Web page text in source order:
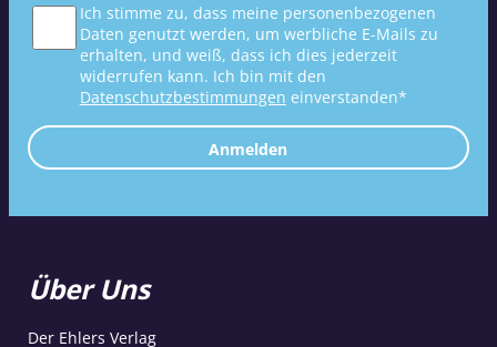
Ich stimme zu, dass meine personenbezogenen
Daten genutzt werden, um werbliche E-Mails zu
erhalten, und weiß, dass ich dies jederzeit
widerrufen kann. Ich bin mit den
Datenschutzbestimmungen einverstanden*
Anmelden
Über Uns
Der Ehlers Verlag